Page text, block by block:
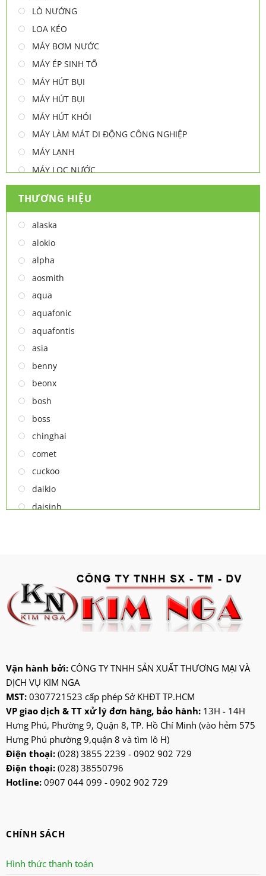
LÒ NƯỚNG
LOA KÉO
MÁY BƠM NƯỚC
MÁY ÉP SINH TỐ
MÁY HÚT BỤI
MÁY HÚT BỤI
MÁY HÚT KHÓI
MÁY LÀM MÁT DI ĐỘNG CÔNG NGHIỆP
MÁY LẠNH
MÁY LỌC NƯỚC
MÁY NƯỚC NÓNG
MÁY NƯỚC NÓNG - LẠNH
MÁY SẤY TAY
MÁY XAY ĐA NĂNG
NỒI CHIÊN
NỒI CHIÊN
Thiết bị lọc nước
TỦ ĐÔNG
TỦ MÁT
TỦ RƯỢU
LÒ VI SÓNG
MÁY LỌC KHÔNG KHÍ
MÁY NƯỚC NÓNG LẠNH
NỒI CƠM ĐIỆN
QUẠT ĐIỆN
THƯƠNG HIỆU
alaska
alokio
alpha
aosmith
aqua
aquafonic
aquafontis
asia
benny
beonx
bosh
boss
chinghai
comet
cuckoo
daikio
daisinh
ifan
jatec
jiplai
kangaroo
kangen
kdk
ktp
lifan
Mitsubishi
nanoco
ninosun
oulai
Panasonic
Vận hành bởi: CÔNG TY TNHH SẢN XUẤT THƯƠNG MẠI VÀ
DỊCH VỤ KIM NGA
MST: 0307721523 cấp phép Sở KHĐT TP.HCM
VP giao dịch & TT xử lý đơn hàng, bảo hành:13H - 14H
Hưng Phú, Phường 9, Quận 8, TP. Hồ Chí Minh (vào hẻm 575
Hưng Phú phường 9,quận 8 và tìm lô H)
Điện thoại: (028) 3855 2239 - 0902 902 729
Điện thoại: (028) 38550796
Hotline:0907 044 099 - 0902 902 729
CHÍNH SÁCH
Hình thức thanh toán